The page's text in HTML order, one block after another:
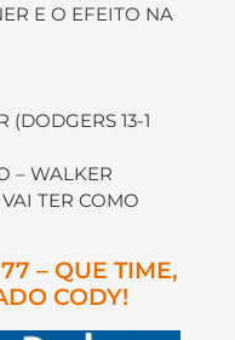
E O EFEITO NA
(DODGERS 13-1
– WALKER
TER COMO
– QUE TIME,
CODY!